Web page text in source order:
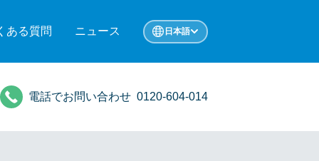
ある質問 ニュース 日本語
電話でお問い合わせ 0120-604-014